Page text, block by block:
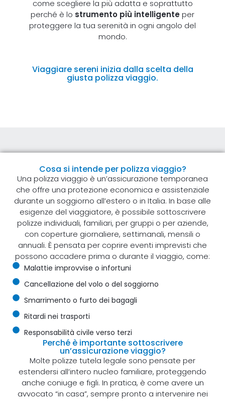
come scegliere la più adatta e soprattutto
perché è lo strumento più intelligenteper
proteggere la tua serenità in ogni angolo del
mondo.
Viaggiare sereni inizia dalla scelta della
giusta polizza viaggio.
Cosa si intende per polizza viaggio?
Una polizza viaggio è un’assicurazione temporanea
che offre una protezione economica e assistenziale
durante un soggiorno all’estero o in Italia. In base alle
esigenze del viaggiatore, è possibile sottoscrivere
polizze individuali, familiari, per gruppi o per aziende,
con coperture giornaliere, settimanali, mensili o
annuali. È pensata per coprire eventi imprevisti che
possono accadere prima o durante il viaggio, come:
Malattie improvvise o infortuni
Cancellazione del volo o del soggiorno
Smarrimento o furto dei bagagli
Ritardi nei trasporti
Responsabilità civile verso terzi
Perché è importante sottoscrivere
un’assicurazione viaggio?
Molte polizze tutela legale sono pensate per
estendersi all’intero nucleo familiare, proteggendo
anche coniuge e figli. In pratica, è come avere un
avvocato “in casa”, sempre pronto a intervenire nei